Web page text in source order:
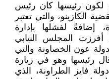
لكون رئيسها كان رئيس
الكازينو، والتي تعتبر
إضافةً لفشلها بإدارة
النيابية 2007 التي أفرزت المجلس النيابي
عون الخصاونة والتي
رئيسها وهو في زيارة
فايز الطراونة، الذي